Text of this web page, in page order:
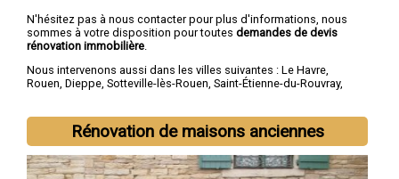
N'hésitez pas à nous contacter pour plus d'informations, nous
sommes à votre disposition pour toutes demandes de devis
rénovation immobilière
Nous intervenons aussi dans les villes suivantes : Le Havre,
Rouen, Dieppe, Sotteville-lès-Rouen, Saint-Étienne-du-Rouvray,
Rénovation de maisons anciennes